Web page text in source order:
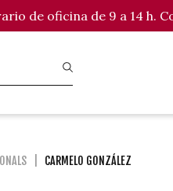
de oficina de 9 a 14 h.
CARMELO GONZÁLEZ